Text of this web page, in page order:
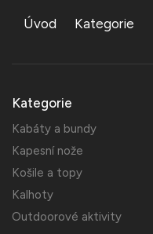
Úvod Kategorie
Kategorie
Kabáty a bundy
Kapesní nože
Košile a topy
Kalhoty
Outdoorové aktivity